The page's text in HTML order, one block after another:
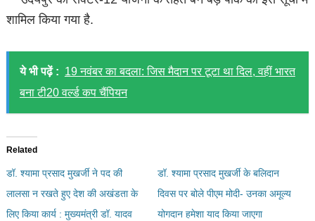
शामिल किया गया है.
ये भी पढ़ें : 19 नवंबर का बदला: जिस मैदान पर टूटा था दिल, वहीं भारत
बना टी20 वर्ल्ड कप चैंपियन
Related
डॉ. श्यामा प्रसाद मुखर्जी ने पद की
लालसा न रखते हुए देश की अखंडता के
लिए किया कार्य : मुख्यमंत्री डॉ. यादव
डॉ. श्यामा प्रसाद मुखर्जी के बलिदान
दिवस पर बोले पीएम मोदी- उनका अमूल्य
योगदान हमेशा याद किया जाएगा